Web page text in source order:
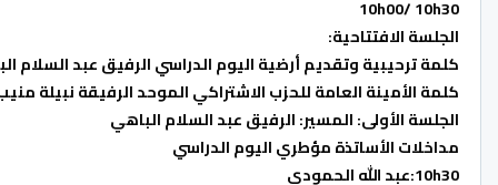
10h00/ 10h30
الجلسة الافتتاحية:
كلمة ترحيبية وتقديم أرضية اليوم الدراسي الرفيق عبد السلام
كلمة الأمينة العامة للحزب الاشتراكي الموحد الرفيقة نبيلة
الجلسة الأولى: المسير: الرفيق عبد السلام الباهي
مداخلات الأساتذة مؤطري اليوم الدراسي
10h30:عبد الله الحمودي